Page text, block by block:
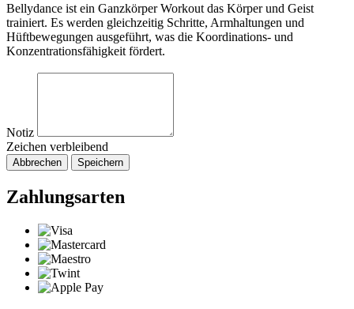
Bellydance ist ein Ganzkörper Workout das Körper und Geist
trainiert. Es werden gleichzeitig Schritte, Armhaltungen und
Hüftbewegungen ausgeführt, was die Koordinations- und
Konzentrationsfähigkeit fördert.
Notiz
Zeichen verbleibend
Abbrechen Speichern
Zahlungsarten